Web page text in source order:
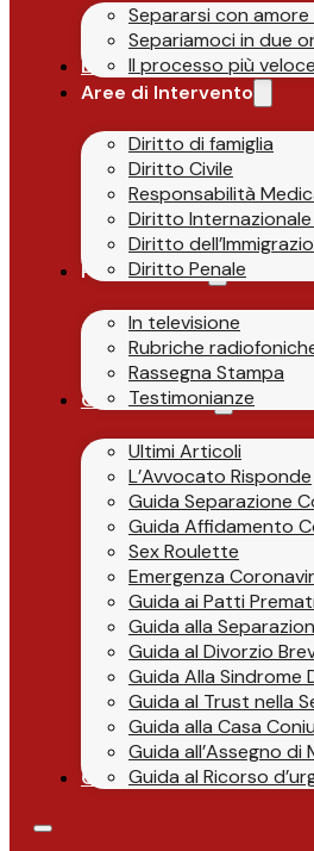
Separarsi con amore
Separiamoci in due
Il processo più
Lo Studio
Aree di Intervento
Diritto di famiglia
Diritto Civile
Responsabilità
Diritto Internazionale
Diritto
Diritto Penale
Parlano di Noi
In televisione
Rubriche
Rassegna Stampa
Testimonianze
Guide & News
Ultimi Articoli
L’Avvocato Risponde
Guida Separazione
Guida Affidamento
Sex Roulette
Emergenza
Guida ai Patti
Guida alla
Guida al Divorzio
Guida Alla Sindrome
Guida al Trust nella
Guida alla Casa
Guida all’Assegno
Guida al Ricorso
Contatti